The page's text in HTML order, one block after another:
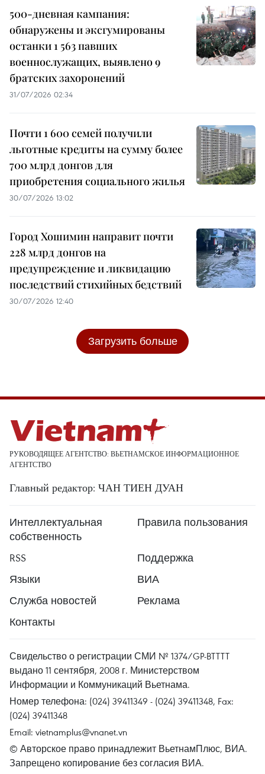
500-дневная кампания:
обнаружены и эксгумированы
останки 1 563 павших
военнослужащих, выявлено 9
братских захоронений
31/07/2026 02:34
Почти 1 600 семей получили
льготные кредиты на сумму более
700 млрд донгов для
приобретения социального жилья
30/07/2026 13:02
Город Хошимин направит почти
228 млрд донгов на
предупреждение и ликвидацию
последствий стихийных бедствий
30/07/2026 12:40
Загрузить больше
РУКОВОДЯЩЕЕ АГЕНТСТВО: ВЬЕТНАМСКОЕ ИНФОРМАЦИОННОЕ
АГЕНТСТВО
Главный редактор: ЧАН ТИЕН ДУАН
Интеллектуальная
собственность
Правила пользования
RSS
Поддержка
Языки
ВИА
Служба новостей
Реклама
Контакты
Свидельство о регистрации СМИ № 1374/GP-BTTTT
выдано 11 сентября, 2008 г. Министерством
Информации и Коммуникаций Вьетнама.
Номер телефона: (024) 39411349 - (024) 39411348, Fax:
(024) 39411348
Email: vietnamplus@vnanet.vn
© Авторское право принадлежит ВьетнамПлюс, ВИА.
Запрещено копирование без согласия ВИА.